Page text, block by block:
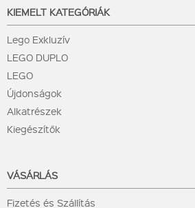
KIEMELT KATEGÓRIÁK
Lego Exkluzív
LEGO DUPLO
LEGO
Újdonságok
Alkatrészek
Kiegészítők
VÁSÁRLÁS
Fizetés és Szállítás